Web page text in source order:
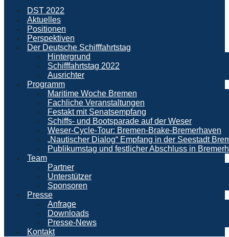
DST 2022
Aktuelles
Positionen
Perspektiven
Der Deutsche Schifffahrtstag
Hintergrund
Schifffahrtstag 2022
Ausrichter
Programm
Maritime Woche Bremen
Fachliche Veranstaltungen
Festakt mit Senatsempfang
Schiffs- und Bootsparade auf der Weser
Weser-Cycle-Tour: Bremen-Brake-Bremerhaven
„Nautischer Dialog“ Empfang in der Seestadt
Publikumstag und festlicher Abschluss in
Team
Partner
Unterstützer
Sponsoren
Presse
Anfrage
Downloads
Presse-News
Kontakt